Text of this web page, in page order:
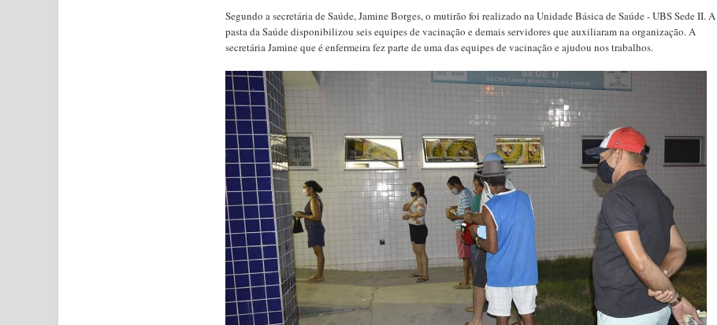
Segundo a secretária de Saúde, Jamine Borges, o mutirão foi realizado na Unidade Básica de Saúde - UBS Sede II. A
pasta da Saúde disponibilizou seis equipes de vacinação e demais servidores que auxiliaram na organização. A
secretária Jamine que é enfermeira fez parte de uma das equipes de vacinação e ajudou nos trabalhos.